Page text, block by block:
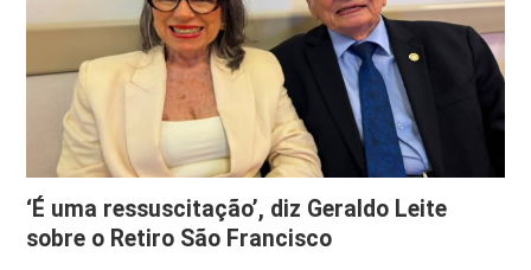
‘É uma ressuscitação’, diz Geraldo Leite
sobre o Retiro São Francisco